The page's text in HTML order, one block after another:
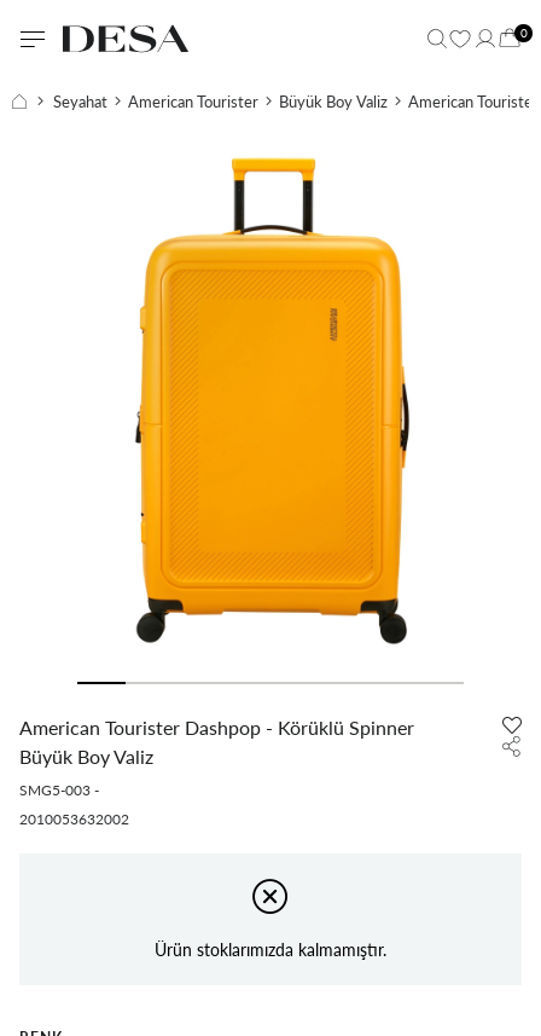
0
Seyahat American Tourister Büyük Boy Valiz
American Tourister Dashpop - Körüklü Spinner
Büyük Boy Valiz
SMG5-003 -
2010053632002
Ürün stoklarımızda kalmamıştır.